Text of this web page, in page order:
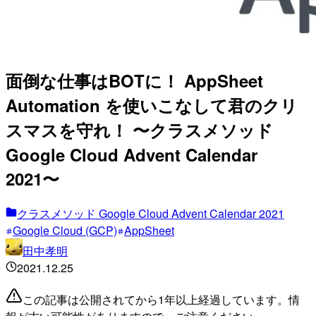
面倒な仕事はBOTに！ AppSheet
Automation を使いこなして君のクリ
スマスを守れ！ 〜クラスメソッド
Google Cloud Advent Calendar
2021〜
クラスメソッド Google Cloud Advent Calendar 2021
Google Cloud (GCP) AppSheet
田中孝明
2021.12.25
この記事は公開されてから1年以上経過しています。情